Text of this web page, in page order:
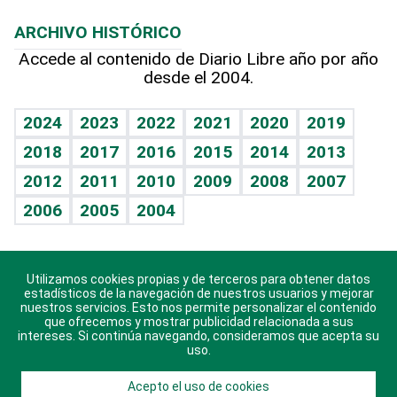
Hablando con el pediatra
Vida y familia
Eñe
Celebrando la vida
Sin complejos
En pocas palabras
Escuchando al corazón
Economía Personal
Línea de hit
TBT Deportivo
Hecho en casa
Guía del dinero
Cumpleaños
Horóscopos
Crucigramas
ARCHIVO HISTÓRICO
Accede al contenido de Diario Libre año por año
desde el 2004.
2024 2023 2022 2021 2020
2019
2018
2017 2016 2015 2014
2013
2012
2011 2010 2009 2008
2007
2006
2005 2004
Descarga nuestras aplicaciones para Android, iOS y
sistema Huawei.
Utilizamos cookies propias y de terceros para obtener datos
estadísticos de la navegación de nuestros usuarios y mejorar
nuestros servicios. Esto nos permite personalizar el contenido
que ofrecemos y mostrar publicidad relacionada a sus
intereses. Si continúa navegando, consideramos que acepta su
uso.
Acepto el uso de cookies